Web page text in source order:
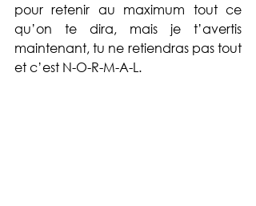
pour retenir au maximum tout ce
qu’on te dira, mais je t’avertis
maintenant, tu ne retiendras pas tout
et c’est N-O-R-M-A-L.